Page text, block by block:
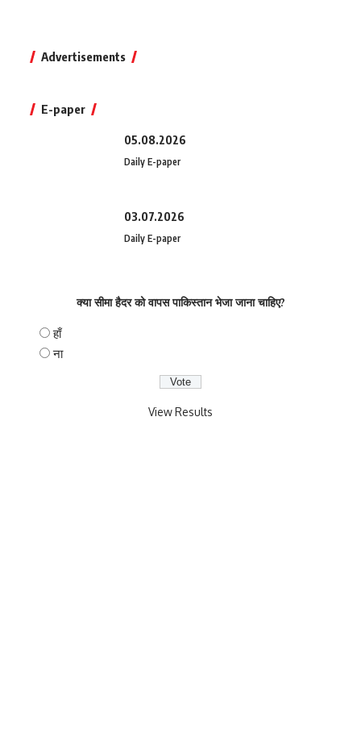
Advertisements
E-paper
05.08.2026
Daily E-paper
03.07.2026
Daily E-paper
क्या सीमा हैदर को वापस पाकिस्तान भेजा जाना चाहिए?
हाँ
ना
View Results